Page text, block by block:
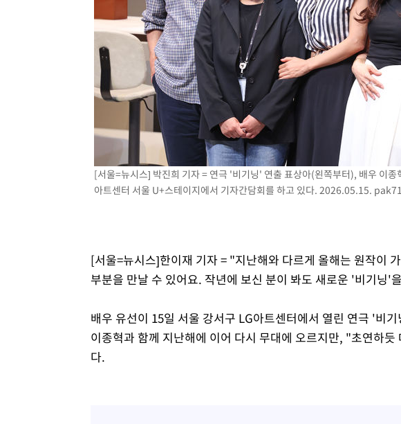
남자 농구, 나고야 아시안게임서 '홈팀' 일본과 한일전
여수 오동도 해상서 모터보트 전복…1명 사망·1명 실종
극한폭염 한풀 꺾이지만…'낮 최고 35도' 무더위, 열대야 계속[다음주
축구협회 "압수수색·성접대 논란 사과…쇄신의 기회로 삼겠다"
[속보]'압수수색·성접대 논란' 축구협회 "실망과 걱정 안겨드려 죄송"
'최고 37도' 폭염 지속…강원동해안 최대 150㎜ 비
[속보]뉴욕증시 상승 마감…S&P 0.6% 나스닥 1.3%↑
[서울=뉴시스] 박진희 기자 = 연극 '비기닝' 연출 표상아(왼쪽부터), 배우 이
아트센터 서울 U+스테이지에서 기자간담회를 하고 있다. 2026.05.15.
[서울=뉴시스]한이재 기자 = "지난해와 다르게 올해는 원작이
부분을 만날 수 있어요. 작년에 보신 분이 봐도 새로운 '비기닝'
배우 유선이 15일 서울 강서구 LG아트센터에서 열린 연극 '비
이종혁과 함께 지난해에 이어 다시 무대에 오르지만, "초연하
다.